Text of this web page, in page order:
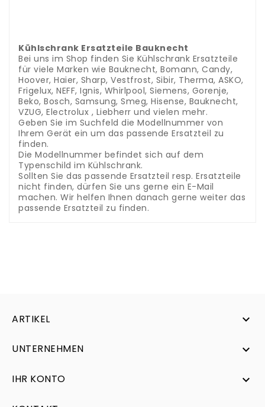
Kühlschrank Ersatzteile Bauknecht
Bei uns im Shop finden Sie Kühlschrank Ersatzteile
für viele Marken wie Bauknecht, Bomann, Candy,
Hoover, Haier, Sharp, Vestfrost, Sibir, Therma, ASKO,
Frigelux, NEFF, Ignis, Whirlpool, Siemens, Gorenje,
Beko, Bosch, Samsung, Smeg, Hisense, Bauknecht,
VZUG, Electrolux , Liebherr und vielen mehr.
Geben Sie im Suchfeld die Modellnummer von
Ihrem Gerät ein um das passende Ersatzteil zu
finden.
Die Modellnummer befindet sich auf dem
Typenschild im Kühlschrank.
Sollten Sie das passende Ersatzteil resp. Ersatzteile
nicht finden, dürfen Sie uns gerne ein E-Mail
machen. Wir helfen Ihnen danach gerne weiter das
passende Ersatzteil zu finden.
ARTIKEL 
UNTERNEHMEN 
IHR KONTO 